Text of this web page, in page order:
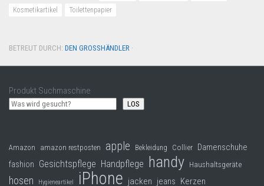
Kosmetikartikel
Toilettenpapier
BETREUT DURCH: DEN GROSSHÄNDLER ·
Produkt Suchmaschine
LOS
Amazon amazon restposten apple Bekleidung Collier Damenschuhe
fashion Gesichtspflege Handpflege handy Haushaltsgeräte
hosen Hygieneartikel iPhone jacken jeans Kerzen